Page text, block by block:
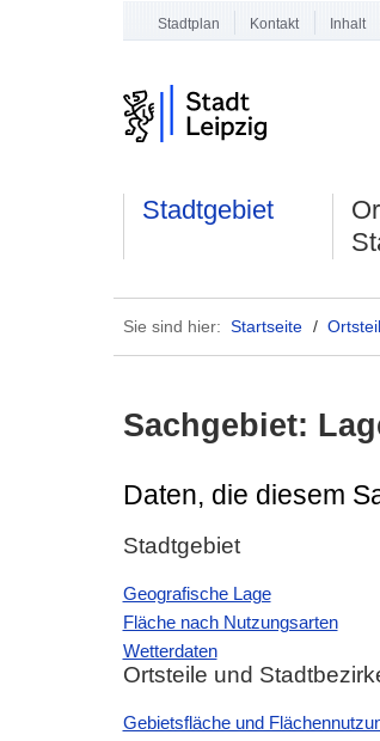
Stadtplan Kontakt Inhalt
Stadtgebiet
Sie sind hier: Startseite /
Sachgebiet:
Daten, die diesem
Stadtgebiet
Geografische Lage
Fläche nach Nutzungsarten
Wetterdaten
Ortsteile und
Gebietsfläche und